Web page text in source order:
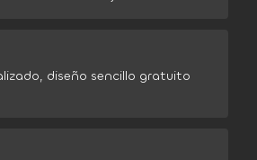
diseño sencillo gratuito